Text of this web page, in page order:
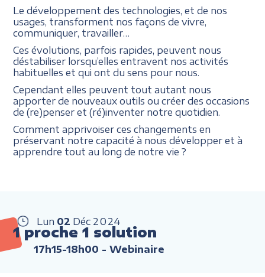
Le développement des technologies, et de nos
usages, transforment nos façons de vivre,
communiquer, travailler…
Ces évolutions, parfois rapides, peuvent nous
déstabiliser lorsqu’elles entravent nos activités
habituelles et qui ont du sens pour nous.
Cependant elles peuvent tout autant nous
apporter de nouveaux outils ou créer des occasions
de (re)penser et (ré)inventer notre quotidien.
Comment apprivoiser ces changements en
préservant notre capacité à nous développer et à
apprendre tout au long de notre vie ?
Lun 02 Déc 2024
1 proche 1 solution
17h15-18h00 - Webinaire